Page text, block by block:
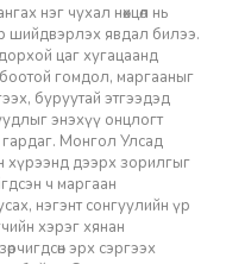
нэг чухал нөхцөл нь
шийдвэрлэх явдал билээ.
цаг хугацаанд
гомдол, маргааныг
буруутай этгээдэд
энэхүү онцлогт
Монгол Улсад
хүрээнд дээрх зорилгыг
ч маргаан
нэгэнт сонгуулийн үр
хэрэг хянан
эрх сэргээх